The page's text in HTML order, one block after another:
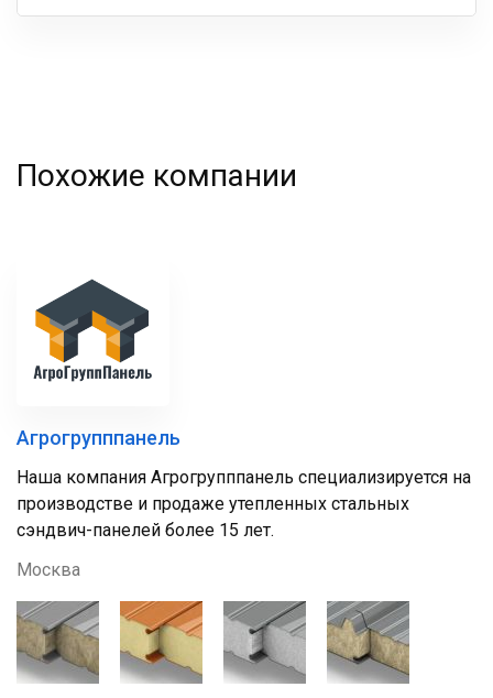
Ваша
Похожие компании
Агрогрупппанель
Наша компания Агрогрупппанель специализируется на
производстве и продаже утепленных стальных
сэндвич-панелей более 15 лет.
Москва